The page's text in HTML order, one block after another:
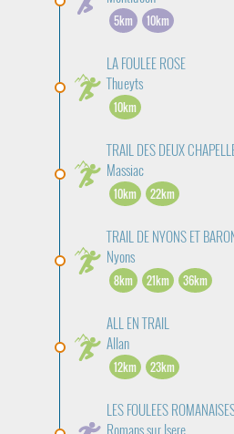
5km 10km
LA FOULEE ROSE
Thueyts
10km
TRAIL DES DEUX
Massiac
10km 22km
TRAIL DE NYONS ET
Nyons
8km 21km 36km
ALL EN TRAIL
Allan
12km 23km
LES FOULEES
Romans sur Isere